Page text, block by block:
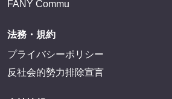
FANY Commu
法務・規約
プライバシーポリシー
反社会的勢力排除宣言